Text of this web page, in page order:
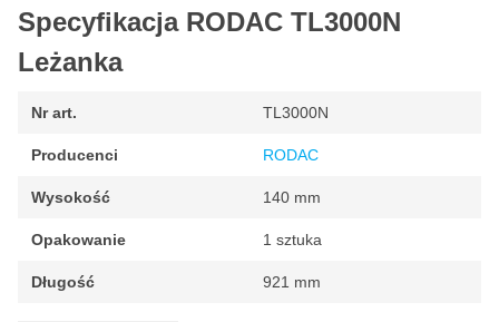
Specyfikacja RODAC TL3000N
Leżanka
Nr art. TL3000N
Producenci RODAC
Wysokość 140 mm
Opakowanie 1 sztuka
Długość 921 mm